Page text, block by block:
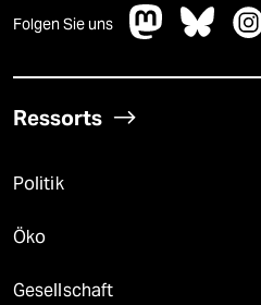
Folgen Sie uns
Ressorts
Politik
Öko
Gesellschaft